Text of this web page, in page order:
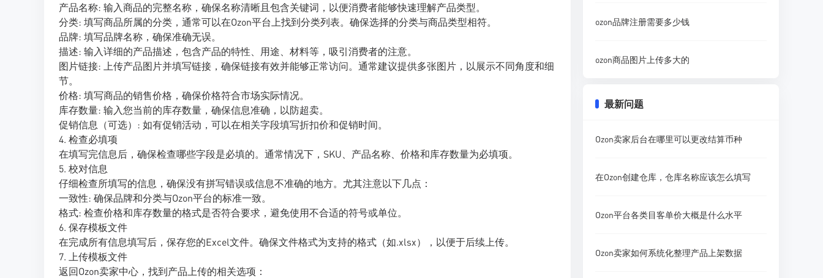
产品名称: 输入商品的完整名称，确保名称清晰且包含关键词，以便消费者能够快速理解产品类型。
分类: 填写商品所属的分类，通常可以在Ozon平台上找到分类列表。确保选择的分类与商品类型相符。
品牌: 填写品牌名称，确保准确无误。
描述: 输入详细的产品描述，包含产品的特性、用途、材料等，吸引消费者的注意。
图片链接: 上传产品图片并填写链接，确保链接有效并能够正常访问。通常建议提供多张图片，以展示不同角度和细
节。
价格: 填写商品的销售价格，确保价格符合市场实际情况。
库存数量: 输入您当前的库存数量，确保信息准确，以防超卖。
促销信息（可选）: 如有促销活动，可以在相关字段填写折扣价和促销时间。
4. 检查必填项
在填写完信息后，确保检查哪些字段是必填的。通常情况下，SKU、产品名称、价格和库存数量为必填项。
5. 校对信息
仔细检查所填写的信息，确保没有拼写错误或信息不准确的地方。尤其注意以下几点：
一致性: 确保品牌和分类与Ozon平台的标准一致。
格式: 检查价格和库存数量的格式是否符合要求，避免使用不合适的符号或单位。
6. 保存模板文件
在完成所有信息填写后，保存您的Excel文件。确保文件格式为支持的格式（如.xlsx），以便于后续上传。
7. 上传模板文件
返回Ozon卖家中心，找到产品上传的相关选项：
ozon品牌注册需要多少钱
ozon商品图片上传多大的
最新问题
Ozon卖家后台在哪里可以更改结算币种
在Ozon创建仓库，仓库名称应该怎么填写
Ozon平台各类目客单价大概是什么水平
Ozon卖家如何系统化整理产品上架数据